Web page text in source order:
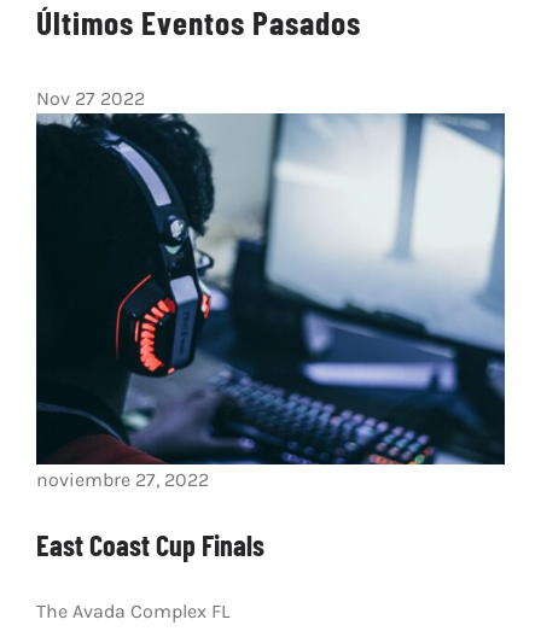
Últimos Eventos Pasados
Nov 27 2022
noviembre 27, 2022
East Coast Cup Finals
The Avada Complex FL